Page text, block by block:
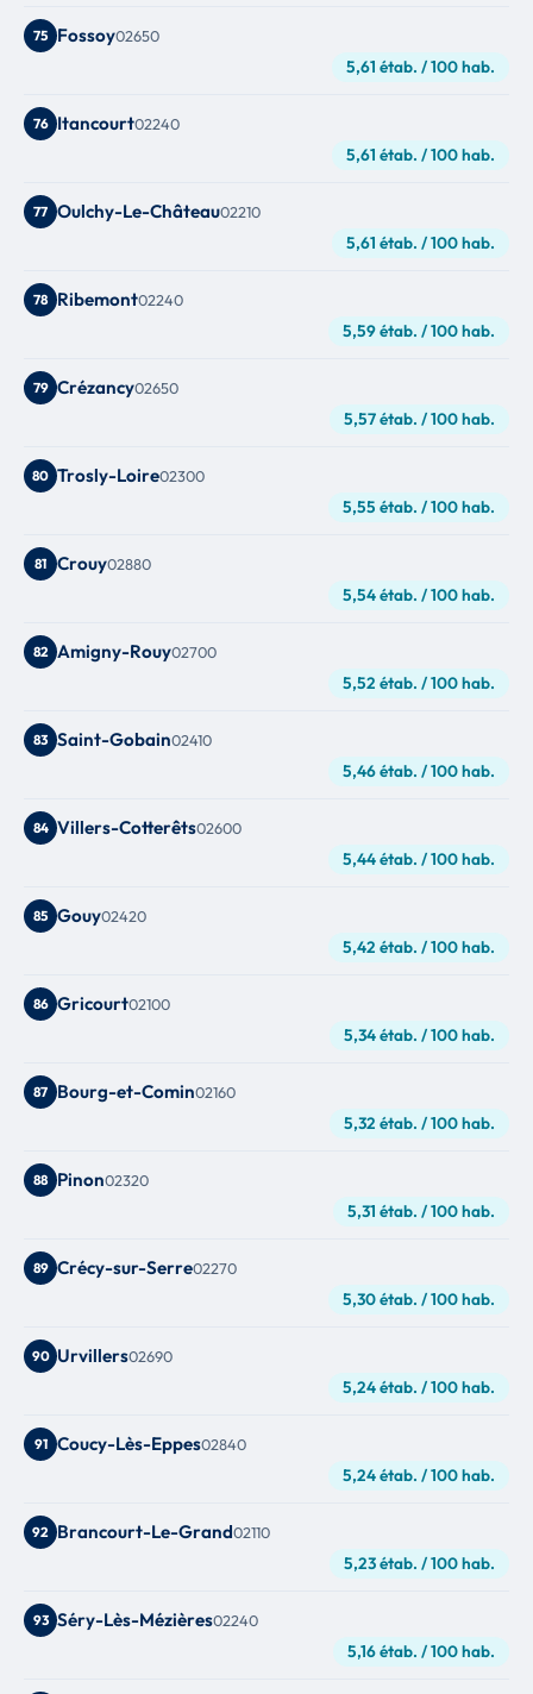
75 Fossoy02650
5,61 étab. / 100 hab.
76 Itancourt02240
5,61 étab. / 100 hab.
77 Oulchy-Le-Château02210
5,61 étab. / 100 hab.
78 Ribemont02240
5,59 étab. / 100 hab.
79 Crézancy02650
5,57 étab. / 100 hab.
80 Trosly-Loire02300
5,55 étab. / 100 hab.
81 Crouy02880
5,54 étab. / 100 hab.
82 Amigny-Rouy02700
5,52 étab. / 100 hab.
83 Saint-Gobain02410
5,46 étab. / 100 hab.
84 Villers-Cotterêts02600
5,44 étab. / 100 hab.
85 Gouy02420
5,42 étab. / 100 hab.
86 Gricourt02100
5,34 étab. / 100 hab.
87 Bourg-et-Comin02160
5,32 étab. / 100 hab.
88 Pinon02320
5,31 étab. / 100 hab.
89 Crécy-sur-Serre02270
5,30 étab. / 100 hab.
90 Urvillers02690
5,24 étab. / 100 hab.
91 Coucy-Lès-Eppes02840
5,24 étab. / 100 hab.
92 Brancourt-Le-Grand02110
5,23 étab. / 100 hab.
93 Séry-Lès-Mézières02240
5,16 étab. / 100 hab.